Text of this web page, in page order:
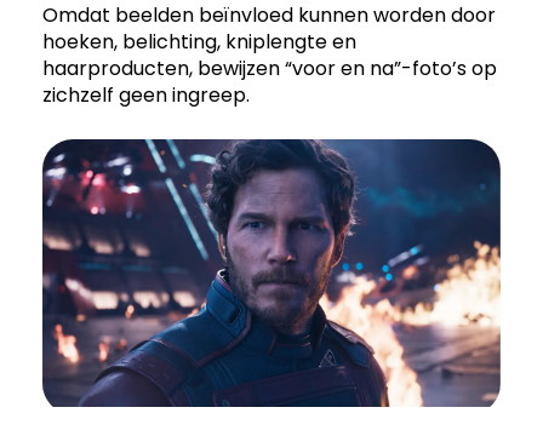
Omdat beelden beïnvloed kunnen worden door
hoeken, belichting, kniplengte en
haarproducten, bewijzen “voor en na”-foto’s op
zichzelf geen ingreep.